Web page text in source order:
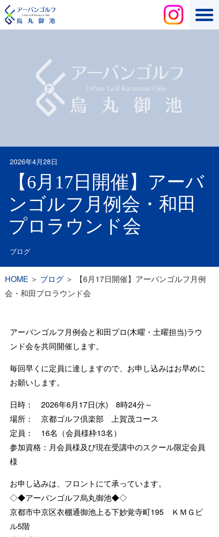
2026年4月28日
【6月17日開催】アーバ
ンゴルフ月例会・和田
プロラウンド会
ブログ
HOME ＞ ブログ ＞
【6月17日開催】アーバンゴルフ月例
会・和田プロラウンド会
アーバンゴルフ月例会と和田プロ(木曜・土曜担当)ラウ
ンド会を共同開催します。
毎回早くに定員に達しますので、お申し込みはお早めに
お願いします。
日時： 2026年6月17日(水) 8時24分～
場所： 京都ゴルフ倶楽部 上賀茂コース
定員： 16名（会員様枠13名）
参加資格：月会員様及び現在受講中のスクール限定会員
様
お申し込みは、フロントにて承っています。
◇◆アーバンゴルフ烏丸御池◆◇
京都市中京区衣棚通御池上る下妙覚寺町195 ＫＭＧビ
ル5階